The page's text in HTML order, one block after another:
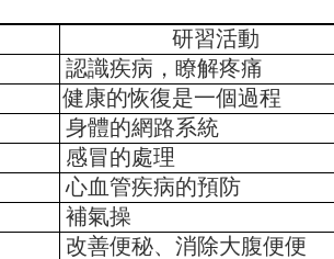
研習活動
認識疾病，瞭解疼痛
健康的恢復是一個過程
身體的網路系統
感冒的處理
心血管疾病的預防
補氣操
改善便秘、消除大腹便便